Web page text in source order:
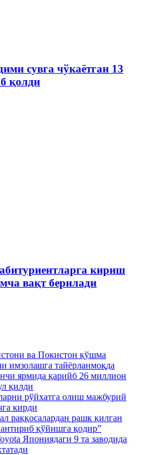
сувга чўкаётган 13
қолди
кириш
вақт берилади
ва Покистон қўшма
имзолашга тайёрланмоқда
ярмида қарийб 26 миллион
қилди
рўйхатга олиш мажбурий
кирди
раққосалардан рашк қилган
қўйишга қодир”
Япониядаги 9 та заводида